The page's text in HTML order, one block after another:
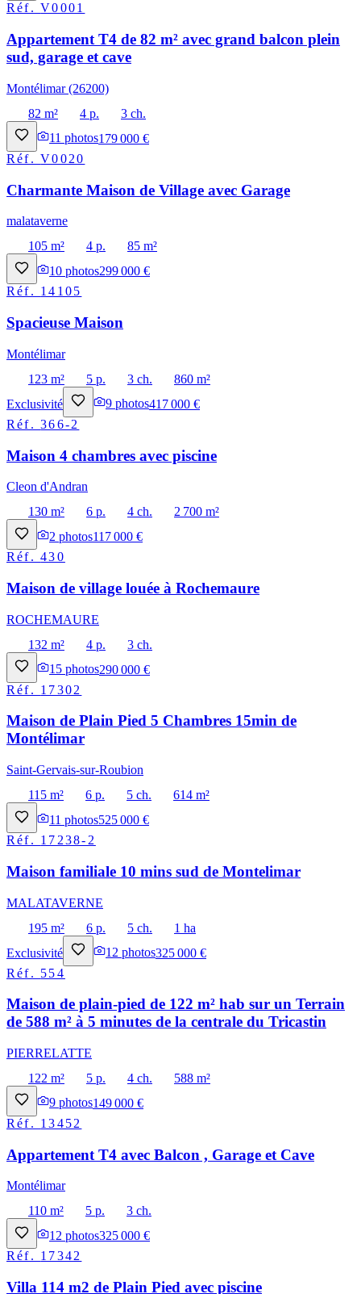
Réf.V0001
Appartement T4 de 82 m² avec grand balcon plein
sud, garage et cave
Montélimar (26200)
82 m²
4 p.
3 ch.
11 photos179 000 €
Réf.V0020
Charmante Maison de Village avec Garage
malataverne
105 m²
4 p.
85 m²
10 photos299 000 €
Réf. 14105
Spacieuse Maison
Montélimar
123 m²
5 p. 3 ch.
860 m²
Exclusivité
9 photos417 000 €
Réf.366-2
Maison 4 chambres avec piscine
Cleon d'Andran
130 m²
6 p. 4 ch.
2 700 m²
2 photos117 000 €
Réf.430
Maison de village louée à Rochemaure
ROCHEMAURE
132 m²
4 p.
3 ch.
15 photos290 000 €
Réf. 17302
Maison de Plain Pied 5 Chambres 15min de
Montélimar
Saint-Gervais-sur-Roubion
115 m²
6 p. 5 ch.
614 m²
11 photos525 000 €
Réf. 17238-2
Maison familiale 10 mins sud de Montelimar
MALATAVERNE
195 m²
6 p. 5 ch.
1 ha
Exclusivité
12 photos325 000 €
Réf. 554
Maison de plain-pied de 122 m² hab sur un Terrain
de 588 m² à 5 minutes de la centrale du Tricastin
PIERRELATTE
122 m²
5 p. 4 ch.
588 m²
9 photos149 000 €
Réf. 13452
Appartement T4 avec Balcon , Garage et Cave
Montélimar
110 m²
5 p.
3 ch.
12 photos325 000 €
Réf. 17342
Villa 114 m2 de Plain Pied avec piscine